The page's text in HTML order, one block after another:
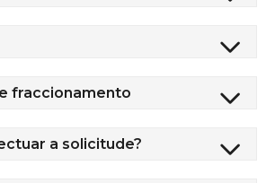
fraccionamento
a solicitude?